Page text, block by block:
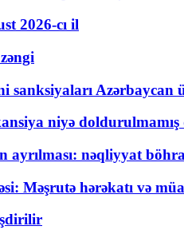
2026-cı il
sanksiyaları
niyə doldurulmamış
ayrılması: nəqliyyat
Məşrutə hərəkatı və